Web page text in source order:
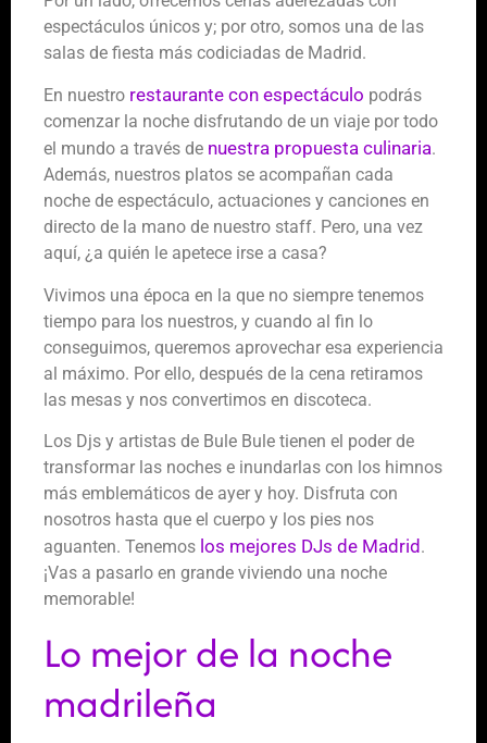
espectáculos únicos y; por otro, somos una de las
salas de fiesta más codiciadas de Madrid.
En nuestro restaurante con espectáculo podrás
comenzar la noche disfrutando de un viaje por todo
el mundo a través de nuestra propuesta culinaria.
Además, nuestros platos se acompañan cada
noche de espectáculo, actuaciones y canciones en
directo de la mano de nuestro staff. Pero, una vez
aquí, ¿a quién le apetece irse a casa?
Vivimos una época en la que no siempre tenemos
tiempo para los nuestros, y cuando al fin lo
conseguimos, queremos aprovechar esa experiencia
al máximo. Por ello, después de la cena retiramos
las mesas y nos convertimos en discoteca.
Los Djs y artistas de Bule Bule tienen el poder de
transformar las noches e inundarlas con los himnos
más emblemáticos de ayer y hoy. Disfruta con
nosotros hasta que el cuerpo y los pies nos
aguanten. Tenemos los mejores DJs de Madrid .
¡Vas a pasarlo en grande viviendo una noche
memorable!
Lo mejor de la noche
madrileña